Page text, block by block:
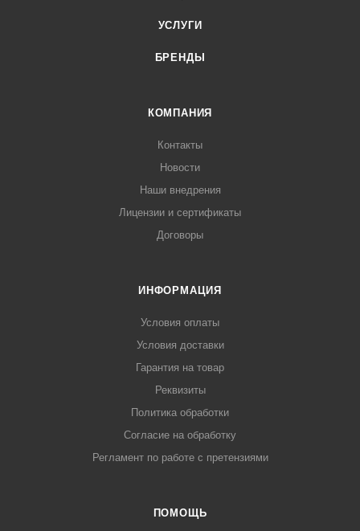
УСЛУГИ
БРЕНДЫ
КОМПАНИЯ
Контакты
Новости
Наши внедрения
Лицензии и сертификаты
Договоры
ИНФОРМАЦИЯ
Условия оплаты
Условия доставки
Гарантия на товар
Реквизиты
Политика обработки
Согласие на обработку
Регламент по работе с претензиями
ПОМОЩЬ